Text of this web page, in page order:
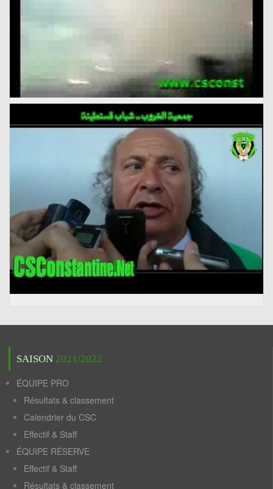
SAISON 2021/2022
ÉQUIPE PRO
Résultats & classement
Calendrier du CSC
Effectif & Staff
ÉQUIPE RÉSERVE
Effectif & Staff
Résultats & classement